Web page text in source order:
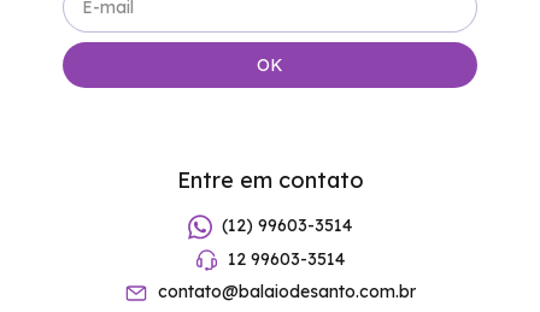
Entre em contato
(12) 99603-3514
12 99603-3514
contato@balaiodesanto.com.br